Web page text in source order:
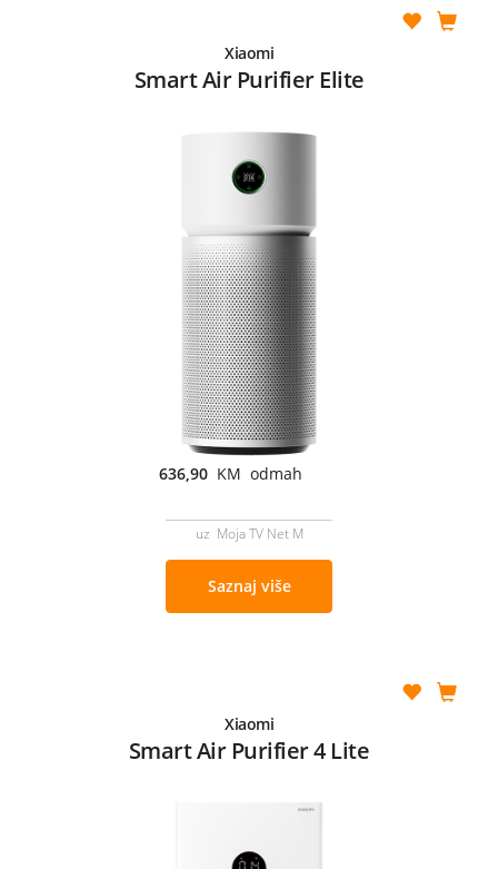
Xiaomi
Smart Air Purifier Elite
636,90 KM odmah
uz Moja TV Net M
Saznaj više
Xiaomi
Smart Air Purifier 4 Lite